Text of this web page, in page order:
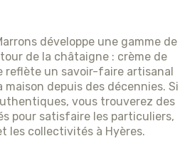
développe une gamme de
de la châtaigne : crème de
reflète un savoir-faire artisanal
depuis des décennies. Si
vous trouverez des
pour satisfaire les particuliers,
les collectivités à Hyères.